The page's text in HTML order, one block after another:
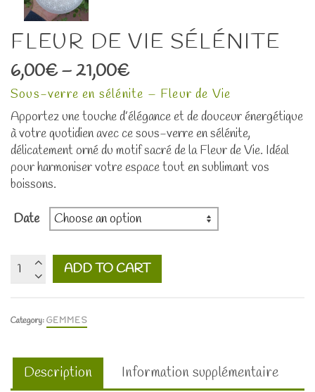
FLEUR DE VIE SÉLÉNITE
6,00€–21,00€
Sous-verre en sélénite – Fleur de Vie
Apportez une touche d’élégance et de douceur énergétique
à votre quotidien avec ce sous-verre en sélénite,
délicatement orné du motif sacré de la Fleur de Vie. Idéal
pour harmoniser votre espace tout en sublimant vos
boissons.
Date
Fleur
de
sélénite
quantity
ADD TO CART
Category:GEMMES
Description Information supplémentaire